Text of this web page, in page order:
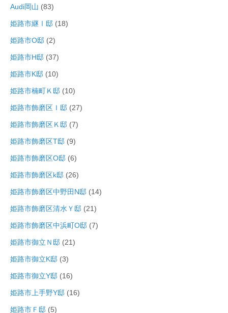
Audi岡山 (83)
姫路市継Ⅰ邸 (18)
姫路市O邸 (2)
姫路市H邸 (37)
姫路市K邸 (10)
姫路市楠町Ｋ邸 (10)
姫路市飾磨区Ｉ邸 (27)
姫路市飾磨区Ｋ邸 (7)
姫路市飾磨区T邸 (9)
姫路市飾磨区O邸 (6)
姫路市飾磨区k邸 (26)
姫路市飾磨区中野田N邸 (14)
姫路市飾磨区清水Ｙ邸 (21)
姫路市飾磨区中浜町O邸 (7)
姫路市御立Ｎ邸 (21)
姫路市御立K邸 (3)
姫路市御立Y邸 (16)
姫路市上手野Y邸 (16)
姫路市Ｆ邸 (5)